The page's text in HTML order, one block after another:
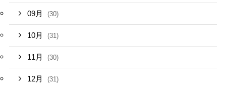
09月 (30)
10月 (31)
11月 (30)
12月 (31)